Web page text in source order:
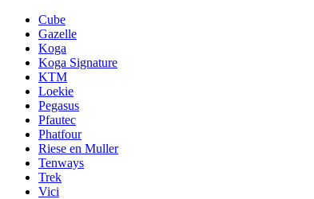
Cube
Gazelle
Koga
Koga Signature
KTM
Loekie
Pegasus
Pfautec
Phatfour
Riese en Muller
Tenways
Trek
Vici